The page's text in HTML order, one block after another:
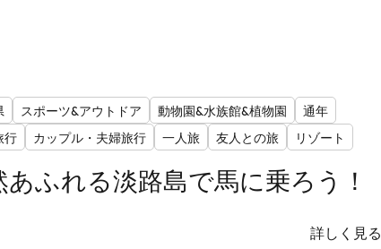
スポーツ&アウトドア 動物園&水族館&植物園
通年
行
カップル・夫婦旅行 一人旅 友人との旅 リゾート
あふれる淡路島で馬に乗ろう！
詳しく見る